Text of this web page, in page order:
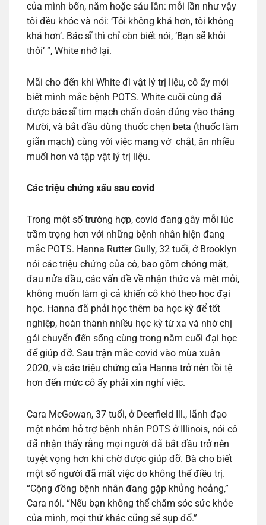
của mình bốn, năm hoặc sáu lần: mỗi lần như vậy
tôi đều khóc và nói: ‘Tôi không khá hơn, tôi không
khá hơn’. Bác sĩ thì chỉ còn biết nói, ‘Bạn sẽ khỏi
thôi’ ”, White nhớ lại.
Mãi cho đến khi White đi vật lý trị liệu, cô ấy mới
biết mình mắc bệnh POTS. White cuối cùng đã
được bác sĩ tim mạch chẩn đoán đúng vào tháng
Mười, và bắt đầu dùng thuốc chẹn beta (thuốc làm
giãn mạch) cùng với việc mang vớ chật, ăn nhiều
muối hơn và tập vật lý trị liệu.
Các triệu chứng xấu sau covid
Trong một số trường hợp, covid đang gây mỗi lúc
trầm trọng hơn với những bệnh nhân hiện đang
mắc POTS. Hanna Rutter Gully, 32 tuổi, ở Brooklyn
nói các triệu chứng của cô, bao gồm chóng mặt,
đau nửa đầu, các vấn đề về nhận thức và mệt mỏi,
không muốn làm gì cả khiến cô khó theo học đại
học. Hanna đã phải học thêm ba học kỳ để tốt
nghiệp, hoàn thành nhiều học kỳ từ xa và nhờ chị
gái chuyển đến sống cùng trong năm cuối đại học
để giúp đỡ. Sau trận mắc covid vào mùa xuân
2020, và các triệu chứng của Hanna trở nên tồi tệ
hơn đến mức cô ấy phải xin nghỉ việc.
Cara McGowan, 37 tuổi, ở Deerfield Ill., lãnh đạo
một nhóm hỗ trợ bệnh nhân POTS ở Illinois, nói cô
đã nhận thấy rằng mọi người đã bắt đầu trở nên
tuyệt vọng hơn khi chờ được giúp đỡ. Bà cho biết
một số người đã mất việc do không thể điều trị.
“Cộng đồng bệnh nhân đang gặp khủng hoảng,”
Cara nói. “Nếu bạn không thể chăm sóc sức khỏe
của mình, mọi thứ khác cũng sẽ sụp đổ.”